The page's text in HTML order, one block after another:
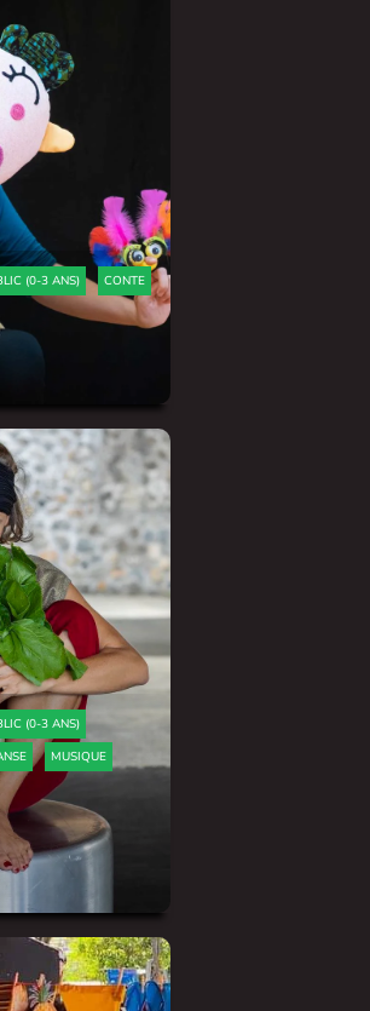
(0-3 ANS) CONTE
(0-3 ANS)
MUSIQUE